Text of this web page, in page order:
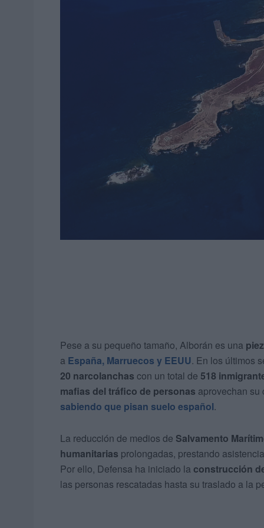
Pese a su pequeño tamaño, Alborán es una
a España, Marruecos y EEUU. En los últimos
20 narcolanchas con un total de 518
mafias del tráfico de personas aprovechan su
sabiendo que pisan suelo español.
La reducción de medios de Salvamento
humanitarias prolongadas, prestando
Por ello, Defensa ha iniciado la construcción
las personas rescatadas hasta su traslado a la